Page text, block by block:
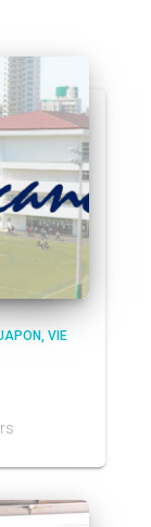
VIE